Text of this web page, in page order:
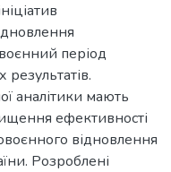
період
аналітики мають
ефективності
відновлення
Розроблені